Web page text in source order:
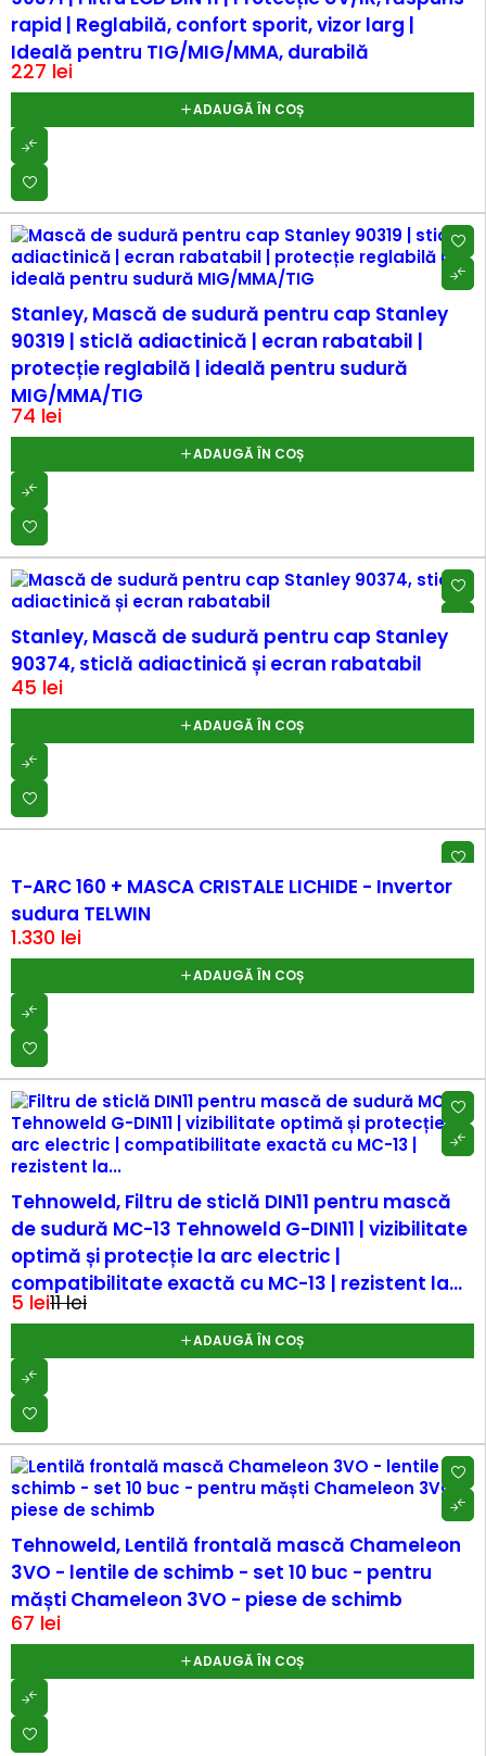
rapid | Reglabilă, confort sporit, vizor larg |
Ideală pentru TIG/MIG/MMA, durabilă
227 lei
ADAUGĂ ÎN COȘ
Stanley, Mască de sudură pentru cap Stanley
90319 | sticlă adiactinică | ecran rabatabil |
protecție reglabilă | ideală pentru sudură
MIG/MMA/TIG
74 lei
ADAUGĂ ÎN COȘ
Stanley, Mască de sudură pentru cap Stanley
90374, sticlă adiactinică și ecran rabatabil
45 lei
ADAUGĂ ÎN COȘ
T-ARC 160 + MASCA CRISTALE LICHIDE - Invertor
sudura TELWIN
1.330 lei
ADAUGĂ ÎN COȘ
Tehnoweld, Filtru de sticlă DIN11 pentru mască
de sudură MC-13 Tehnoweld G-DIN11 | vizibilitate
optimă și protecție la arc electric |
compatibilitate exactă cu MC-13 | rezistent la...
11lei
5 lei
ADAUGĂ ÎN COȘ
Tehnoweld, Lentilă frontală mască Chameleon
3VO - lentile de schimb - set 10 buc - pentru
măști Chameleon 3VO - piese de schimb
67 lei
ADAUGĂ ÎN COȘ